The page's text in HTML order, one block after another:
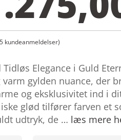
kundeanmeldelser)
Tidløs Elegance i Guld
gylden nuance, der
og eksklusivitet ind i
glød tilfører farven et
udtryk, de … læs mere